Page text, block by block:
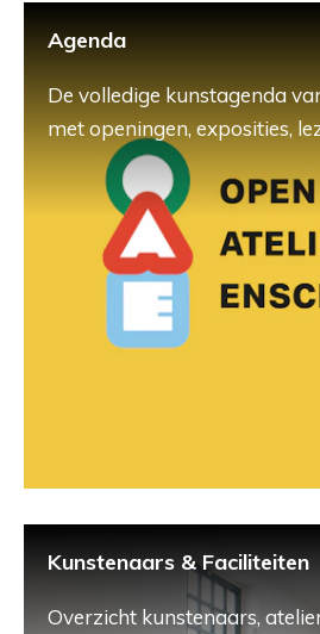
Agenda
De volledige kunstagenda
met openingen, exposities,
Kunstenaars & Faciliteiten
Overzicht kunstenaars,